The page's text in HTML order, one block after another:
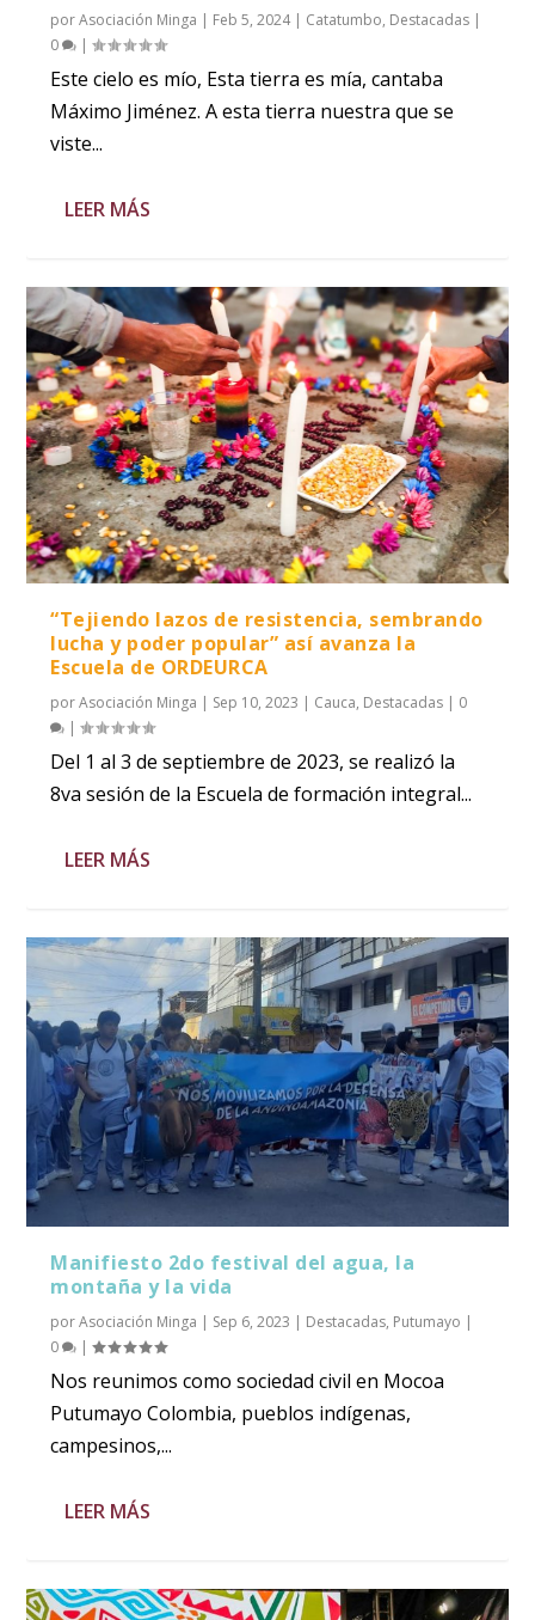
porAsociación Minga | Feb 5, 2024| Catatumbo, Destacadas |
0
|
Este cielo es mío, Esta tierra es mía, cantaba
Máximo Jiménez. A esta tierra nuestra que se
viste...
LEER MÁS
“Tejiendo lazos de resistencia, sembrando
lucha y poder popular” así avanza la
Escuela de ORDEURCA
porAsociación Minga | Sep 10, 2023 | Cauca, Destacadas | 0
|
Del 1 al 3 de septiembre de 2023, se realizó la
8va sesión de la Escuela de formación integral...
LEER MÁS
Manifiesto 2do festival del agua, la
montaña y la vida
porAsociación Minga | Sep 6, 2023 | Destacadas, Putumayo |
0
|
Nos reunimos como sociedad civil en Mocoa
Putumayo Colombia, pueblos indígenas,
campesinos,...
LEER MÁS